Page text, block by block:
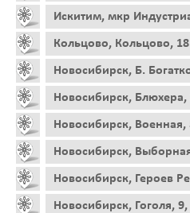
Искитим, мкр
Кольцово, Кольцово,
Новосибирск, Б.
Новосибирск, Блюхера,
Новосибирск,
Новосибирск,
Новосибирск, Героев
Новосибирск, Гоголя,